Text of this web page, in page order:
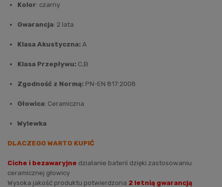
Kolor: czarny
Gwarancja: 2 lata
Klasa Akustyczna: A
Klasa Przepływu: C,B
Zgodność z Normą: PN-EN 817:2008
Głowica: Ceramiczna
Wylewka
DLACZEGO WARTO KUPIĆ
Ciche i bezawaryjne działanie baterii dzięki zastosowaniu
ceramicznej głowicy
Wysoka jakość produktu potwierdzona 2 letnią gwarancją